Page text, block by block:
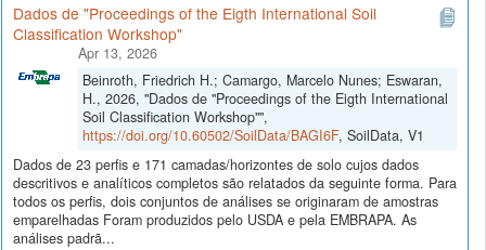
Dados de "Proceedings of the Eigth International Soil
Classification Workshop"
Apr 13, 2026
Beinroth, Friedrich H.; Camargo, Marcelo Nunes; Eswaran,
H., 2026, "Dados de "Proceedings of the Eigth International
Soil Classification Workshop"",
https://doi.org/10.60502/SoilData/BAGI6F, SoilData, V1
Dados de 23 perfis e 171 camadas/horizontes de solo cujos dados
descritivos e analíticos completos são relatados da seguinte forma. Para
todos os perfis, dois conjuntos de análises se originaram de amostras
emparelhadas Foram produzidos pelo USDA e pela EMBRAPA. As
análises padrã...